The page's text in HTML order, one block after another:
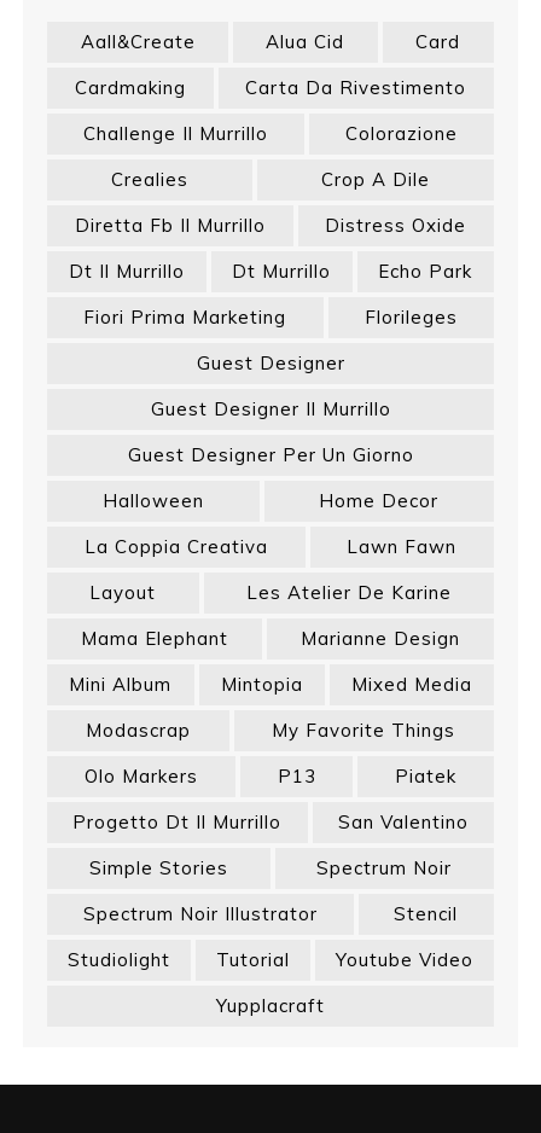
Aall&create Alua Cid
Card
Cardmaking
Carta Da Rivestimento
Challenge Il Murrillo
Colorazione
Crealies
Crop A Dile
Diretta Fb Il Murrillo
Distress Oxide
Dt Il Murrillo
Dt Murrillo
Echo Park
Fiori Prima Marketing
Florileges
Guest Designer
Guest Designer Il Murrillo
Guest Designer Per Un Giorno
Halloween
Home Decor
La Coppia Creativa
Lawn Fawn
Layout
Les Atelier De Karine
Mama Elephant
Marianne Design
Mini Album
Mintopia
Mixed Media
Modascrap
My Favorite Things
Olo Markers
P13
Piatek
Progetto Dt Il Murrillo
San Valentino
Simple Stories
Spectrum Noir
Spectrum Noir Illustrator
Stencil
Studiolight
Tutorial
Youtube Video
Yupplacraft